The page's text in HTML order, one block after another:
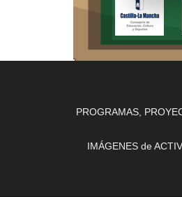
PROGRAMAS,
IMÁGENES de